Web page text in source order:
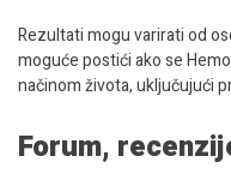
Rezultati mogu varirati od
moguće postići ako se
načinom života, uključujući
Forum,